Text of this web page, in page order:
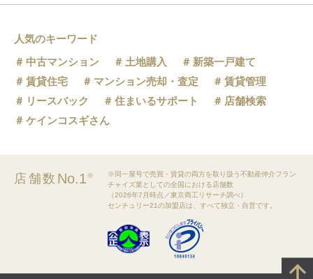
人気のキーワード
中古マンション
土地購入
新築一戸建て
賃貸住宅
マンション売却・査定
賃貸管理
リースバック
住まいるサポート
店舗検索
ケインコスギさん
店舗数 No.1※
※同一屋号で売買・賃貸の両方を取り扱う不動産仲介フラン
チャイズ業としての全国における店舗数
（2026年7月時点／東京商工リサーチ調べ）
センチュリー21の加盟店は、すべて独立・自営です。